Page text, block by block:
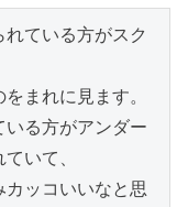
ている方がスク
まれに見ます。
る方がアンダー
いて、
カッコいいなと思